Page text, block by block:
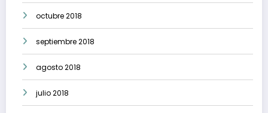
octubre 2018
septiembre 2018
agosto 2018
julio 2018